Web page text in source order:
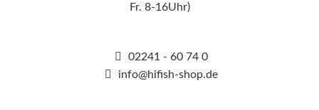
Fr. 8-16Uhr)
02241 - 60 74 0
info@hifish-shop.de